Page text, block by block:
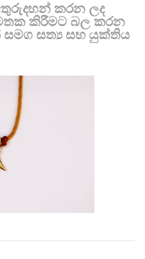
කරන ලද
කිරීමට බල කරන
සමග සත්‍ය සහ යුක්තිය